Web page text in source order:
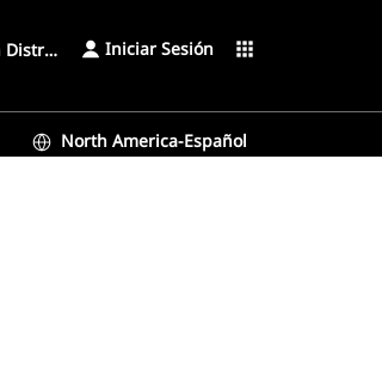
Distribuidor Iniciar Sesión apps
North America-Español